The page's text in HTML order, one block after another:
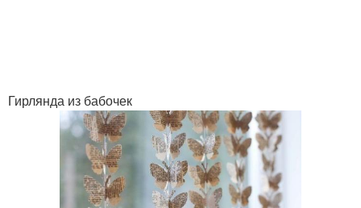
Гирлянда из бабочек